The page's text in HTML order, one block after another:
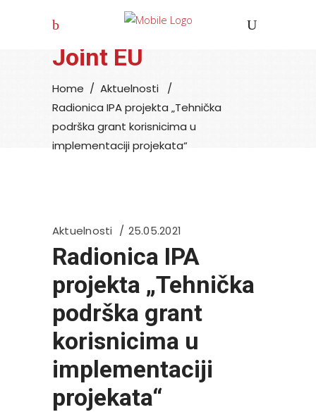
Joint EU
Home / Aktuelnosti
/
Radionica IPA projekta „Tehnička
podrška grant korisnicima u
implementaciji projekata“
Aktuelnosti 25.05.2021
Radionica IPA
projekta „Tehnička
podrška grant
korisnicima u
implementaciji
projekata“